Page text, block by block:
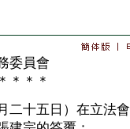
委員會
＊＊＊
十五日）在立法會